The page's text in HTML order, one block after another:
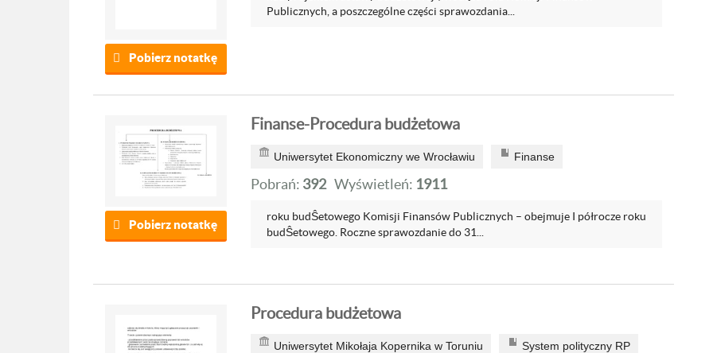
Pobierz notatkę
Publicznych, a poszczególne części sprawozdania...
Pobierz notatkę
Finanse-Procedura budżetowa
Uniwersytet Ekonomiczny we Wrocławiu Finanse
Pobrań: 392 Wyświetleń: 1911
roku budŜetowego Komisji Finansów Publicznych – obejmuje I półrocze roku
budŜetowego. Roczne sprawozdanie do 31...
Procedura budżetowa
Uniwersytet Mikołaja Kopernika w Toruniu System polityczny RP